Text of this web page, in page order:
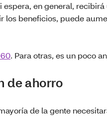
en general,
beneficios, puede
. Para otras, es un poco
de ahorro
de la gente